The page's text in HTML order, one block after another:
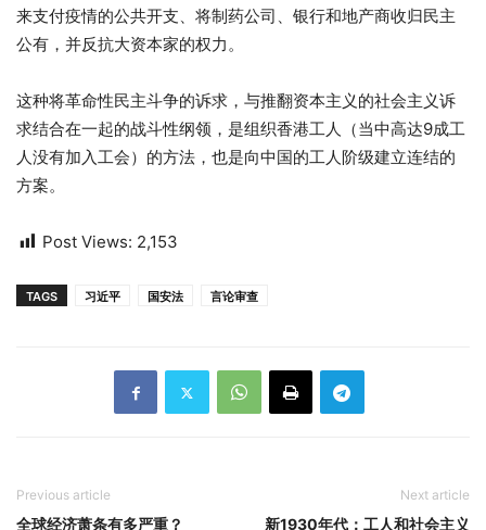
来支付疫情的公共开支、将制药公司、银行和地产商收归民主
公有，并反抗大资本家的权力。
这种将革命性民主斗争的诉求，与推翻资本主义的社会主义诉
求结合在一起的战斗性纲领，是组织香港工人（当中高达9成工
人没有加入工会）的方法，也是向中国的工人阶级建立连结的
方案。
Post Views: 2,153
TAGS 习近平 国安法 言论审查
Previous article
全球经济萧条有多严重？
Next article
新1930年代：工人和社会主义